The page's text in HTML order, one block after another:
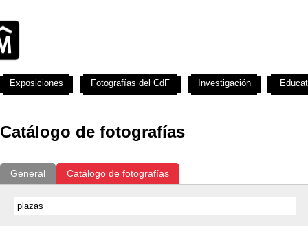
Catálogo de fotografías
General Catálogo de fotografías
Exposiciones Fotografías del CdF Investigación